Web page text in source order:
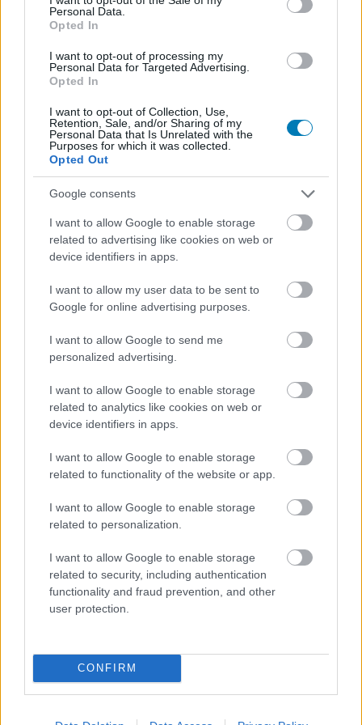
Personal Data.
Opted In
I want to opt-out of processing my
Personal Data for Targeted Advertising.
Opted In
I want to opt-out of Collection, Use,
Retention, Sale, and/or Sharing of my
Personal Data that Is Unrelated with the
Purposes for which it was collected.
Opted Out
Google consents
I want to allow Google to enable storage
related to advertising like cookies on web or
device identifiers in apps.
I want to allow my user data to be sent to
Google for online advertising purposes.
I want to allow Google to send me
personalized advertising.
I want to allow Google to enable storage
related to analytics like cookies on web or
device identifiers in apps.
I want to allow Google to enable storage
related to functionality of the website or app.
I want to allow Google to enable storage
related to personalization.
I want to allow Google to enable storage
related to security, including authentication
functionality and fraud prevention, and other
user protection.
CONFIRM
Sarost, úgyhogy a hétvégén teljes lelki nyugalommal
vetem bele magam a 007 First Lightba. Baromira vártam
már a premiert, a kifejezetten erős első tesztek pedig
még tovább fűtötték a lelkesedésemet, szóval a
küldetéseivel töltöm majd.
Ti mivel játszotok ezen a hétvégén?
SMASH by Meló-Diák: Homok, zene és a nyár legjobb
hangulata – Jön a második forduló! (X)
Július végén folytatódik a balatoni strandröplabda-
#hétvégi játékajánló
#lego batman:
Hozzászólások
2026 május 30. 09:32